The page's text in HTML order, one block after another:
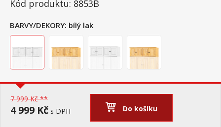
Kód produktu: 8853B
BARVY/DEKORY: bílý lak
7 999 Kč **
4 999 Kč s DPH Do košíku